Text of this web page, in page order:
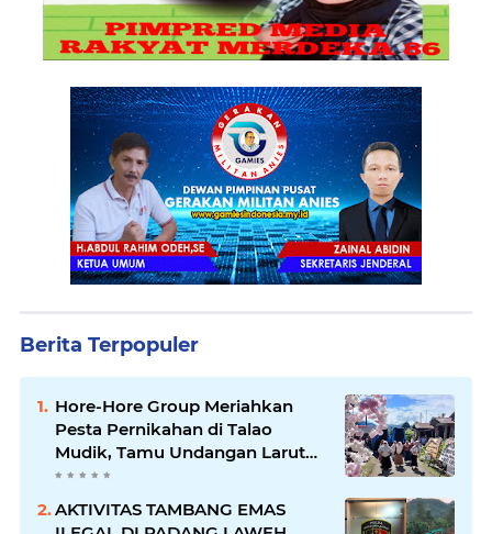
Berita Terpopuler
Hore-Hore Group Meriahkan
Pesta Pernikahan di Talao
Mudik, Tamu Undangan Larut
dalam Suasana Penuh
AKTIVITAS TAMBANG EMAS